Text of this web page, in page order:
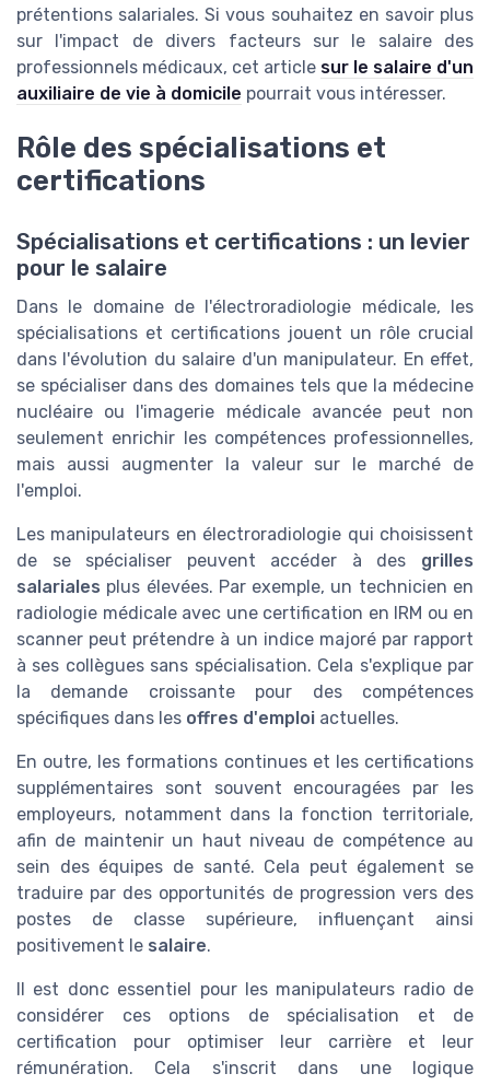
prétentions salariales. Si vous souhaitez en savoir plus
sur l'impact de divers facteurs sur le salaire des
professionnels médicaux, cet article sur le salaire d'un
auxiliaire de vie à domicile pourrait vous intéresser.
Rôle des spécialisations et
certifications
Spécialisations et certifications : un levier
pour le salaire
Dans le domaine de l'électroradiologie médicale, les
spécialisations et certifications jouent un rôle crucial
dans l'évolution du salaire d'un manipulateur. En effet,
se spécialiser dans des domaines tels que la médecine
nucléaire ou l'imagerie médicale avancée peut non
seulement enrichir les compétences professionnelles,
mais aussi augmenter la valeur sur le marché de
l'emploi.
Les manipulateurs en électroradiologie qui choisissent
de se spécialiser peuvent accéder à des grilles
salariales plus élevées. Par exemple, un technicien en
radiologie médicale avec une certification en IRM ou en
scanner peut prétendre à un indice majoré par rapport
à ses collègues sans spécialisation. Cela s'explique par
la demande croissante pour des compétences
spécifiques dans les offres d'emploi actuelles.
En outre, les formations continues et les certifications
supplémentaires sont souvent encouragées par les
employeurs, notamment dans la fonction territoriale,
afin de maintenir un haut niveau de compétence au
sein des équipes de santé. Cela peut également se
traduire par des opportunités de progression vers des
postes de classe supérieure, influençant ainsi
positivement le salaire.
Il est donc essentiel pour les manipulateurs radio de
considérer ces options de spécialisation et de
certification pour optimiser leur carrière et leur
rémunération. Cela s'inscrit dans une logique